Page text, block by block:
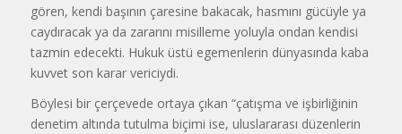
gören, kendi başının çaresine bakacak, hasmını gücüyle ya
caydıracak ya da zararını misilleme yoluyla ondan kendisi
tazmin edecekti. Hukuk üstü egemenlerin dünyasında kaba
kuvvet son karar vericiydi.
Böylesi bir çerçevede ortaya çıkan “çatışma ve işbirliğinin
denetim altında tutulma biçimi ise, uluslararası düzenlerin